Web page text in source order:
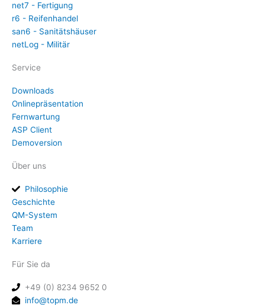
net7 - Fertigung
r6 - Reifenhandel
san6 - Sanitätshäuser
netLog - Militär
Service
Downloads
Onlinepräsentation
Fernwartung
ASP Client
Demoversion
Über uns
Philosophie
Geschichte
QM-System
Team
Karriere
Für Sie da
+49 (0) 8234 9652 0
info@topm.de